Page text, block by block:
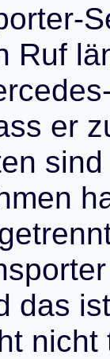
orter‑S
Ruf lä
rcedes
ss er z
en sind
men h
etrenn
sporter
das ist
t nicht